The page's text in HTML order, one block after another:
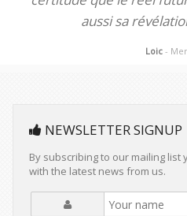
aussi sa
Loic -
NEWSLETTER SIGNUP
By subscribing to our mailing
with the latest news from us.